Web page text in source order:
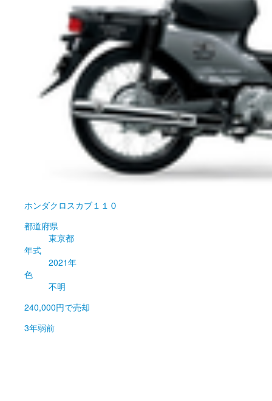
ホンダクロスカブ１１０
都道府県
東京都
年式
2021年
色
不明
240,000円で売却
3年弱前